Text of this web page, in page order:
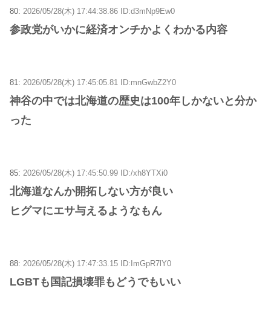
80: 2026/05/28(木) 17:44:38.86 ID:d3mNp9Ew0
参政党がいかに経済オンチかよくわかる内容
81: 2026/05/28(木) 17:45:05.81 ID:mnGwbZ2Y0
神谷の中では北海道の歴史は100年しかないと分か
った
85: 2026/05/28(木) 17:45:50.99 ID:/xh8YTXi0
北海道なんか開拓しない方が良い
ヒグマにエサ与えるようなもん
88: 2026/05/28(木) 17:47:33.15 ID:ImGpR7lY0
LGBTも国記損壊罪もどうでもいい